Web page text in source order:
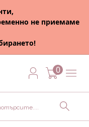
не приемаме
0